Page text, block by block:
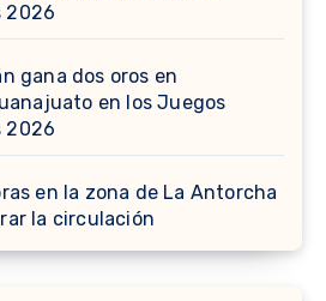
2026
gana dos oros en
en los Juegos
2026
en la zona de La Antorcha
la circulación